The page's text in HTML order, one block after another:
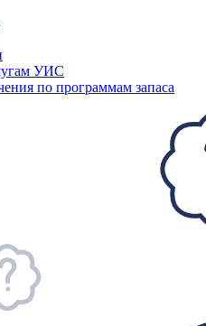
УИС
по программам запаса